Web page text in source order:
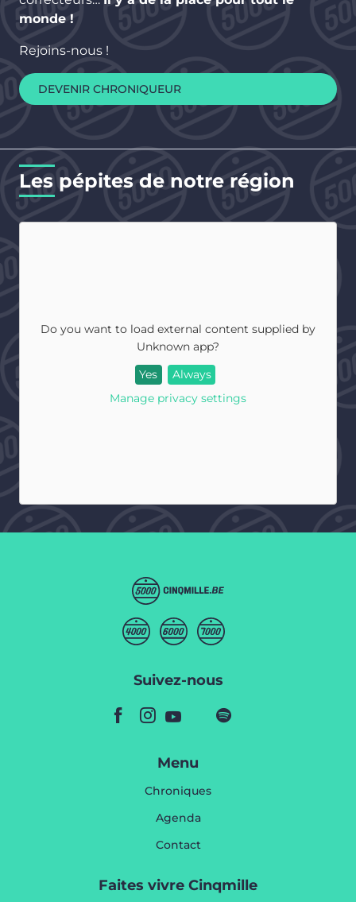
monde !
Rejoins-nous !
DEVENIR CHRONIQUEUR
Les pépites de notre région
Do you want to load external content supplied by
Unknown app?
Yes
Always
Manage privacy settings
Suivez-nous
Menu
Chroniques
Agenda
Contact
Faites vivre Cinqmille